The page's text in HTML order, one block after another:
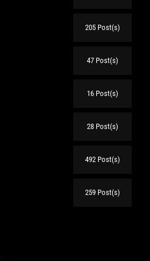
205 Post(s)
47 Post(s)
16 Post(s)
28 Post(s)
492 Post(s)
259 Post(s)